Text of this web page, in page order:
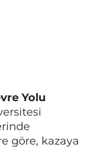
Yolu
göre, kazaya